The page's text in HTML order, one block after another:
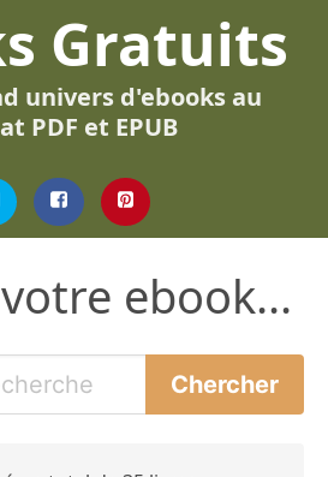
Gratuits
univers d'ebooks au
PDF et EPUB
ebook...